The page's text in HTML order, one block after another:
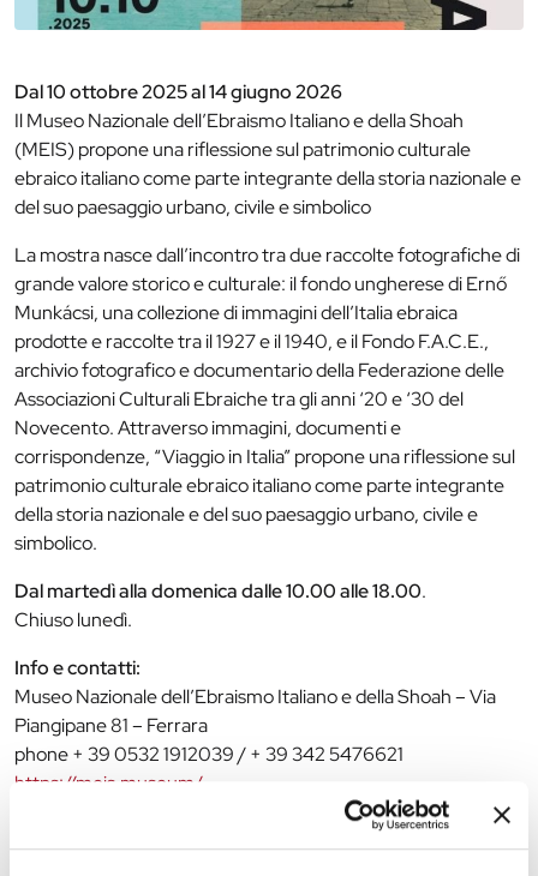
Dal 10 ottobre 2025 al 14 giugno 2026
Il Museo Nazionale dell’Ebraismo Italiano e della Shoah
(MEIS) propone una riflessione sul patrimonio culturale
ebraico italiano come parte integrante della storia nazionale e
del suo paesaggio urbano, civile e simbolico
La mostra nasce dall’incontro tra due raccolte fotografiche di
grande valore storico e culturale: il fondo ungherese di Ernő
Munkácsi, una collezione di immagini dell’Italia ebraica
prodotte e raccolte tra il 1927 e il 1940, e il Fondo F.A.C.E.,
archivio fotografico e documentario della Federazione delle
Associazioni Culturali Ebraiche tra gli anni ‘20 e ‘30 del
Novecento. Attraverso immagini, documenti e
corrispondenze, “Viaggio in Italia” propone una riflessione sul
patrimonio culturale ebraico italiano come parte integrante
della storia nazionale e del suo paesaggio urbano, civile e
simbolico.
Dal martedì alla domenica dalle 10.00 alle 18.00.
Chiuso lunedì.
Info e contatti:
Museo Nazionale dell’Ebraismo Italiano e della Shoah – Via
Piangipane 81 – Ferrara
phone + 39 0532 1912039 / + 39 342 5476621
https://meis.museum/